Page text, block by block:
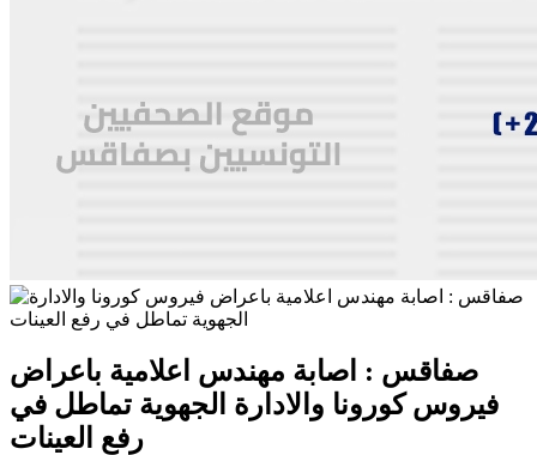
صفاقس : اصابة مهندس اعلامية باعراض
فيروس كورونا والادارة الجهوية تماطل في
رفع العينات